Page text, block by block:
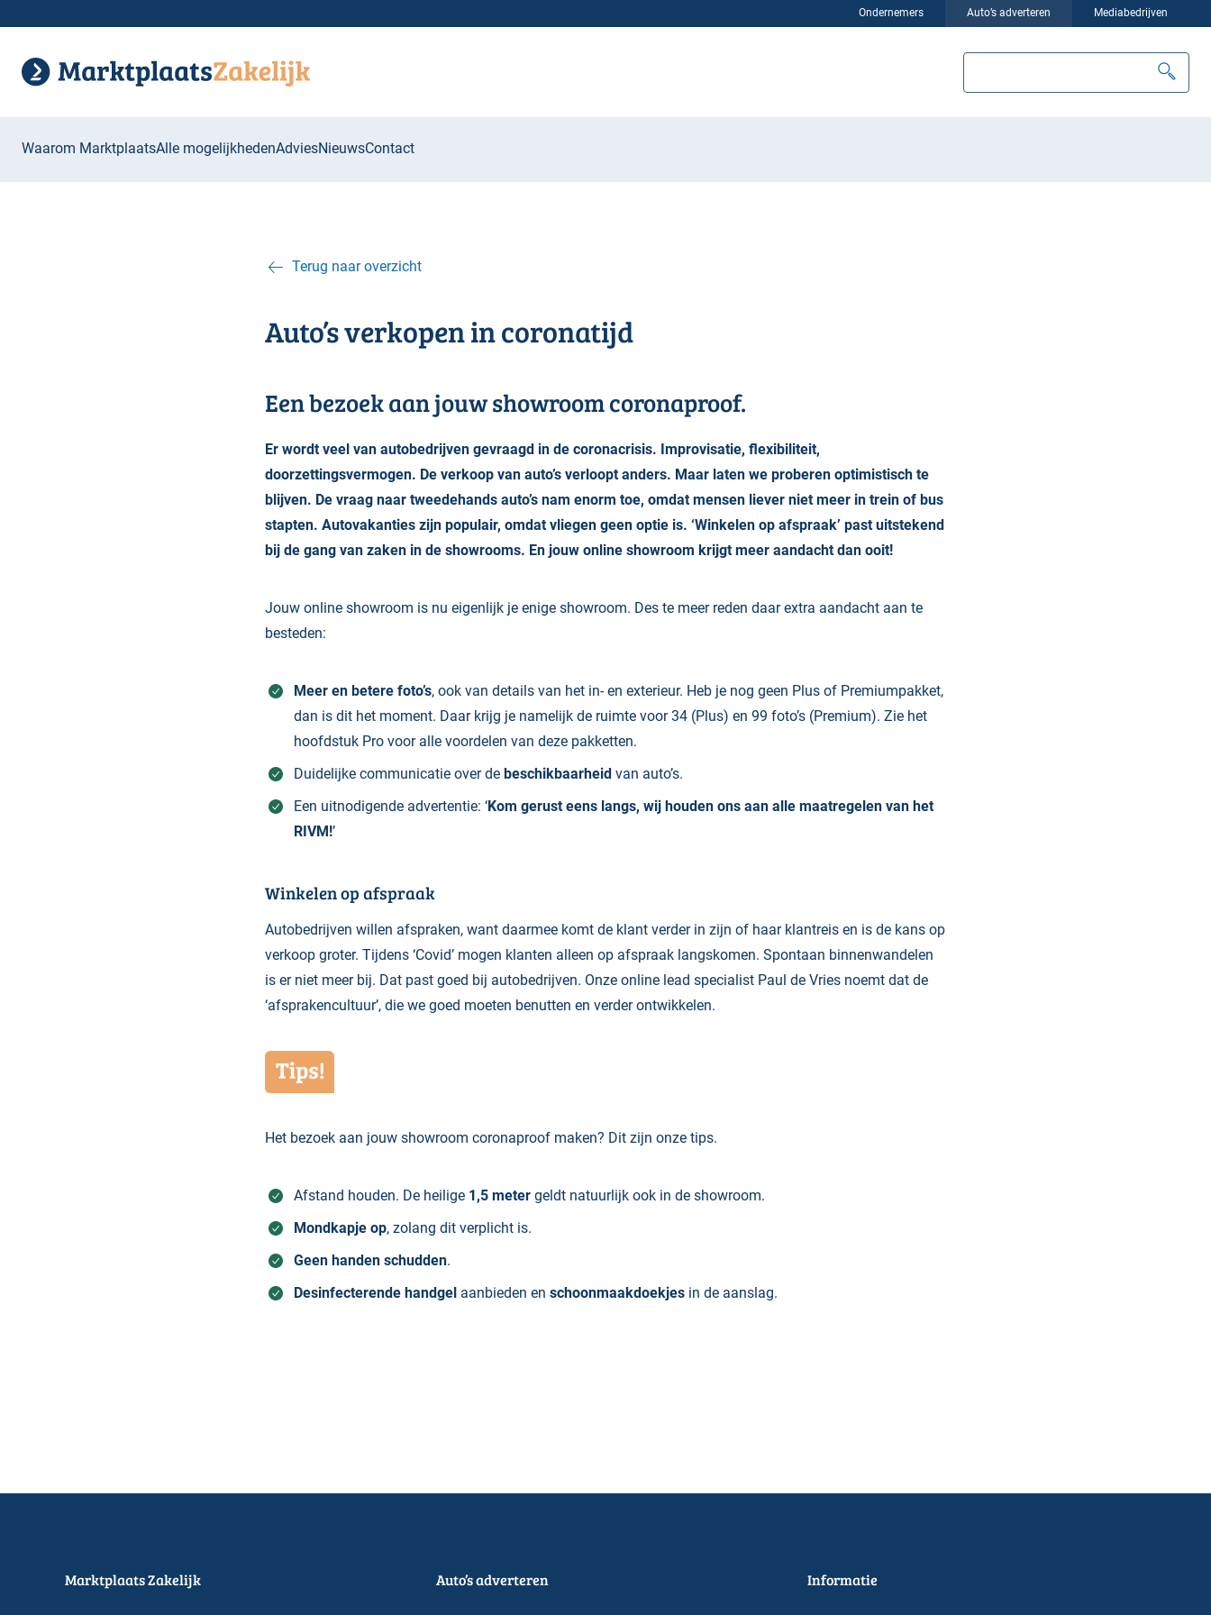
Ondernemers Auto’s adverteren Mediabedrijven
Waarom MarktplaatsAlle mogelijkhedenAdviesNieuwsContact
Terug naar overzicht
Auto’s verkopen in coronatijd
Een bezoek aan jouw showroom coronaproof.
Er wordt veel van autobedrijven gevraagd in de coronacrisis. Improvisatie, flexibiliteit,
doorzettingsvermogen. De verkoop van auto’s verloopt anders. Maar laten we proberen optimistisch te
blijven. De vraag naar tweedehands auto’s nam enorm toe, omdat mensen liever niet meer in trein of bus
stapten. Autovakanties zijn populair, omdat vliegen geen optie is. ‘Winkelen op afspraak’ past uitstekend
bij de gang van zaken in de showrooms. En jouw online showroom krijgt meer aandacht dan ooit!
Jouw online showroom is nu eigenlijk je enige showroom. Des te meer reden daar extra aandacht aan te
besteden:
Meer en betere foto’s, ook van details van het in- en exterieur. Heb je nog geen Plus of Premiumpakket,
dan is dit het moment. Daar krijg je namelijk de ruimte voor 34 (Plus) en 99 foto’s (Premium). Zie het
hoofdstuk Pro voor alle voordelen van deze pakketten.
Duidelijke communicatie over de beschikbaarheid van auto’s.
Een uitnodigende advertentie: ‘Kom gerust eens langs, wij houden ons aan alle maatregelen van het
RIVM!’
Winkelen op afspraak
Autobedrijven willen afspraken, want daarmee komt de klant verder in zijn of haar klantreis en is de kans op
verkoop groter. Tijdens ‘Covid’ mogen klanten alleen op afspraak langskomen. Spontaan binnenwandelen
is er niet meer bij. Dat past goed bij autobedrijven. Onze online lead specialist Paul de Vries noemt dat de
‘afsprakencultuur’, die we goed moeten benutten en verder ontwikkelen.
Het bezoek aan jouw showroom coronaproof maken? Dit zijn onze tips.
Afstand houden. De heilige 1,5 meter geldt natuurlijk ook in de showroom.
Mondkapje op, zolang dit verplicht is.
Geen handen schudden.
Desinfecterende handgel aanbieden en schoonmaakdoekjes in de aanslag.
Marktplaats Zakelijk Auto’s adverteren Informatie